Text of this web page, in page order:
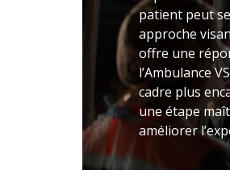
patient peut
approche
offre une
l’Ambulance
cadre plus
une étape
améliorer